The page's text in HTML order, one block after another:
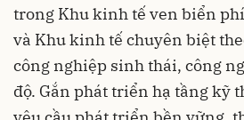
trong Khu kinh tế ven biển
và Khu kinh tế chuyên biệt
công nghiệp sinh thái, công
độ. Gắn phát triển hạ tầng kỹ